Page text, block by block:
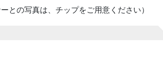
との写真は、チップをご用意ください）